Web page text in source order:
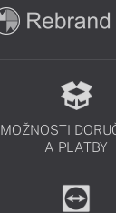
MOŽNOSTI
A PLATBY